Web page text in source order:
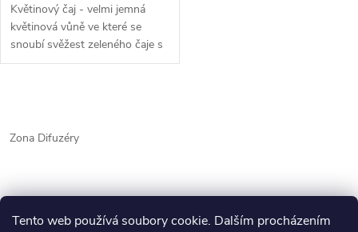
Tento web používá soubory cookie. Dalším procházením
Květinový čaj - velmi jemná
květinová vůně ve které se
snoubí svěžest zeleného čaje s
ovocným nádechem
v
á
Zona Difuzéry